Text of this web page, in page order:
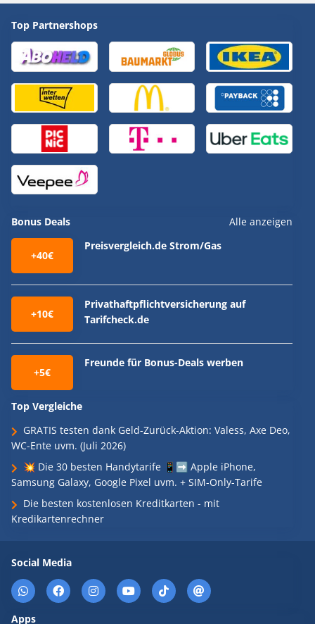
Top Partnershops
Bonus Deals Alle anzeigen
+40€
Preisvergleich.de Strom/Gas
+10€
Privathaftpflichtversicherung auf
Tarifcheck.de
+5€
Freunde für Bonus-Deals werben
Top Vergleiche
GRATIS testen dank Geld-Zurück-Aktion: Valess, Axe Deo,
WC-Ente uvm. (Juli 2026)
💥 Die 30 besten Handytarife 📱➡️ Apple iPhone,
Samsung Galaxy, Google Pixel uvm. + SIM-Only-Tarife
Die besten kostenlosen Kreditkarten - mit
Kredikartenrechner
Social Media
Apps